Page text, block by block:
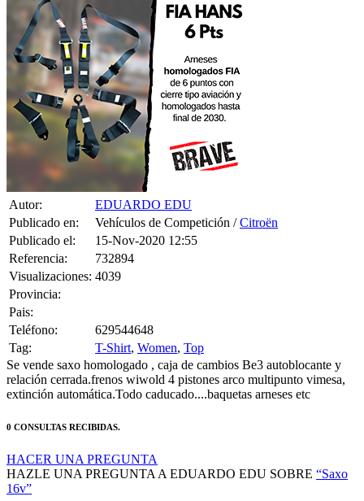
Autor:
EDUARDO EDU
Publicado en:
Vehículos de Competición /Citroën
Publicado el:
15-Nov-2020 12:55
Referencia:
732894
Visualizaciones: 4039
Provincia:
Pais:
Teléfono:
629544648
Tag:
T-Shirt, Women, Top
Se vende saxo homologado , caja de cambios Be3 autoblocante y
relación cerrada.frenos wiwold 4 pistones arco multipunto vimesa,
extinción automática.Todo caducado....baquetas arneses etc
0 CONSULTAS RECIBIDAS.
HACER UNA PREGUNTA
HAZLE UNA PREGUNTA A EDUARDO EDU SOBRE “Saxo
16v”